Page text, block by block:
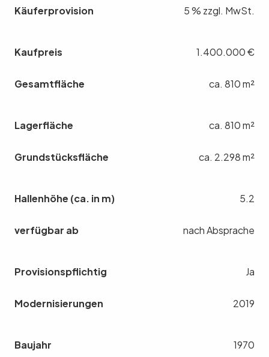
Käuferprovision 5 % zzgl. MwSt.
Kaufpreis 1.400.000 €
Gesamtfläche ca. 810 m²
Lagerfläche ca. 810 m²
Grundstücksfläche ca. 2.298 m²
Hallenhöhe (ca. in m) 5.2
verfügbar ab nach Absprache
Provisionspflichtig Ja
Modernisierungen 2019
Baujahr 1970